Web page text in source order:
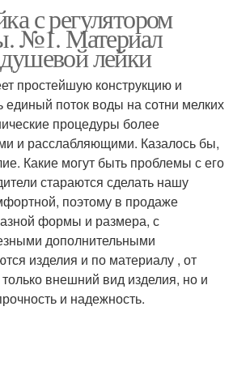
с регулятором
№1. Материал
лейки
простейшую конструкцию и
единый поток воды на сотни мелких
процедуры более
и расслабляющими. Казалось бы,
Какие могут быть проблемы с его
стараются сделать нашу
поэтому в продаже
формы и размера, с
дополнительными
изделия и по материалу , от
только внешний вид изделия, но и
и надежность.